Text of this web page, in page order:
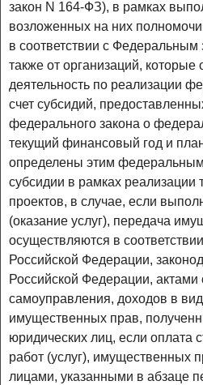
закон N 164-ФЗ), в рамках
возложенных на них
в соответствии с
также от организаций, которые
деятельность по реализации
счет субсидий,
федерального закона о
текущий финансовый год и
определены этим федеральным
субсидии в рамках реализации
проектов, в случае, если
(оказание услуг), передача
осуществляются в
Российской Федерации,
Российской Федерации, актами
самоуправления, доходов в
имущественных прав,
юридических лиц, если оплата
работ (услуг), имущественных
лицами, указанными в абзаце